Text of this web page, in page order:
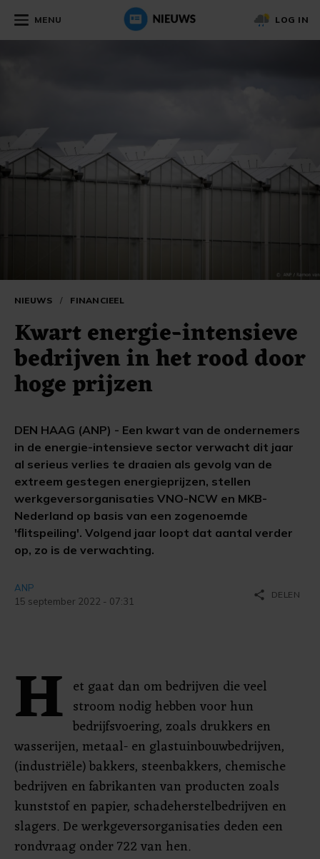
MENU LOG IN
NIEUWS / FINANCIEEL
Kwart energie-intensieve
bedrijven in het rood door
hoge prijzen
DEN HAAG (ANP) - Een kwart van de ondernemers
in de energie-intensieve sector verwacht dit jaar
al serieus verlies te draaien als gevolg van de
extreem gestegen energieprijzen, stellen
werkgeversorganisaties VNO-NCW en MKB-
Nederland op basis van een zogenoemde
'flitspeiling'. Volgend jaar loopt dat aantal verder
op, zo is de verwachting.
ANP
15 september 2022 - 07:31
share DELEN
H et gaat dan om bedrijven die veel
stroom nodig hebben voor hun
bedrijfsvoering, zoals drukkers en
wasserijen, metaal- en glastuinbouwbedrijven,
(industriële) bakkers, steenbakkers, chemische
bedrijven en fabrikanten van producten zoals
kunststof en papier, schadeherstelbedrijven en
slagers. De werkgeversorganisaties deden een
rondvraag onder 722 van hen.